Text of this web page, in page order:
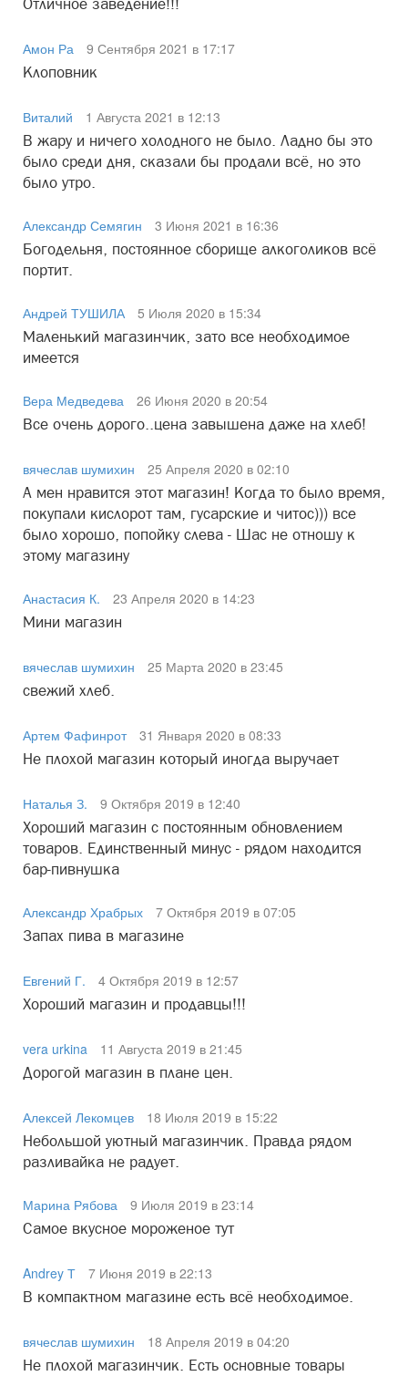
Отличное заведение!!!
Амон Ра
9 Сентября 2021 в 17:17
Клоповник
Виталий
1 Августа 2021 в 12:13
В жару и ничего холодного не было. Ладно бы это
было среди дня, сказали бы продали всё, но это
было утро.
Александр Семягин
3 Июня 2021 в 16:36
Богодельня, постоянное сборище алкоголиков всё
портит.
Андрей ТУШИЛА
5 Июля 2020 в 15:34
Маленький магазинчик, зато все необходимое
имеется
Вера Медведева
26 Июня 2020 в 20:54
Все очень дорого..цена завышена даже на хлеб!
вячеслав шумихин
25 Апреля 2020 в 02:10
А мен нравится этот магазин! Когда то было время,
покупали кислорот там, гусарские и читос))) все
было хорошо, попойку слева - Шас не отношу к
этому магазину
Анастасия К.
23 Апреля 2020 в 14:23
Мини магазин
вячеслав шумихин
25 Марта 2020 в 23:45
свежий хлеб.
Артем Фафинрот
31 Января 2020 в 08:33
Не плохой магазин который иногда выручает
Наталья З.
9 Октября 2019 в 12:40
Хороший магазин с постоянным обновлением
товаров. Единственный минус - рядом находится
бар-пивнушка
Александр Храбрых
7 Октября 2019 в 07:05
Запах пива в магазине
Евгений Г.
4 Октября 2019 в 12:57
Хороший магазин и продавцы!!!
vera urkina
11 Августа 2019 в 21:45
Дорогой магазин в плане цен.
Алексей Лекомцев
18 Июля 2019 в 15:22
Небольшой уютный магазинчик. Правда рядом
разливайка не радует.
Марина Рябова
9 Июля 2019 в 23:14
Самое вкусное мороженое тут
Andrey Т
7 Июня 2019 в 22:13
В компактном магазине есть всё необходимое.
вячеслав шумихин
18 Апреля 2019 в 04:20
Не плохой магазинчик. Есть основные товары